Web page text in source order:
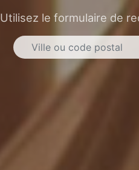
Utilisez le formulaire de